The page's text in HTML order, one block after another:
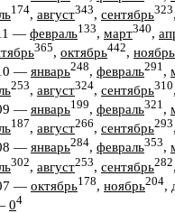
174, август343, сентябрь323
— февраль133, март340,
365, октябрь442, ноябрь
— январь248, февраль291,
253, август324, сентябрь310
— январь199, февраль321,
187, август266, сентябрь293
— январь284, февраль353,
302, август253, сентябрь282
— октябрь178, ноябрь204,
04